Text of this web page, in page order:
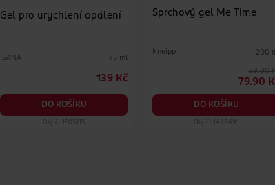
Gel pro urychlení opálení
ISANA 75 ml
139 Kč
DO KOŠÍKU
Sprchový gel Me Time
Kneipp 200
89.90
79.90
DO KOŠÍKU
Obj. č.: 1498691